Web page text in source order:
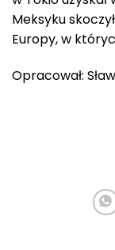
Meksyku
Europy, w
Opracował: